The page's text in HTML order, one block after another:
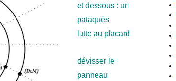
et dessous : un
pataquès
lutte au placard
dévisser le
panneau